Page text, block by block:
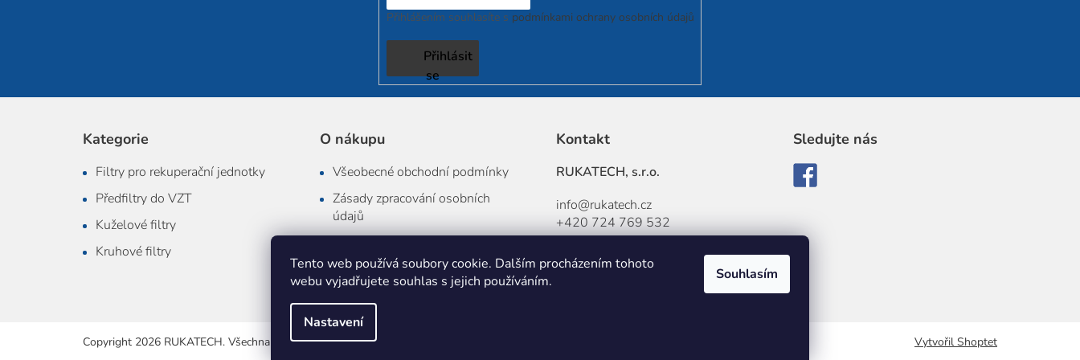
Tento web používá soubory cookie. Dalším procházením tohoto
webu vyjadřujete souhlas s jejich používáním.
Nastavení
Souhlasím
Přihlášením souhlasíte s podmínkami ochrany osobních údajů
Přihlásit
se
Kategorie
Filtry pro rekuperační jednotky
Předfiltry do VZT
Kuželové filtry
Kruhové filtry
O nákupu
Všeobecné obchodní podmínky
Zásady zpracování osobních
údajů
Doprava a platba
Kontakt
RUKATECH, s.r.o.
info@rukatech.cz
+420 724 769 532
Sledujte nás
Vytvořil Shoptet
Copyright 2026 RUKATECH. Všechna práva vyhrazena.Upravit nastavení cookies